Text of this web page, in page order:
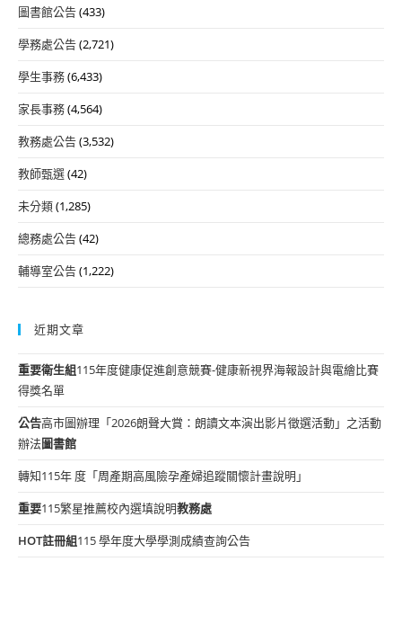
圖書館公告(433)
學務處公告(2,721)
學生事務(6,433)
家長事務(4,564)
教務處公告(3,532)
教師甄選(42)
未分類(1,285)
總務處公告(42)
輔導室公告(1,222)
近期文章
重要衛生組115年度健康促進創意競賽-健康新視界海報設計與電繪比賽
得獎名單
公告高市圖辦理「2026朗聲大賞：朗讀文本演出影片徵選活動」之活動
辦法圖書館
轉知115年 度「周產期高風險孕產婦追蹤關懷計畫說明」
重要115繁星推薦校內選填說明教務處
HOT註冊組115 學年度大學學測成績查詢公告